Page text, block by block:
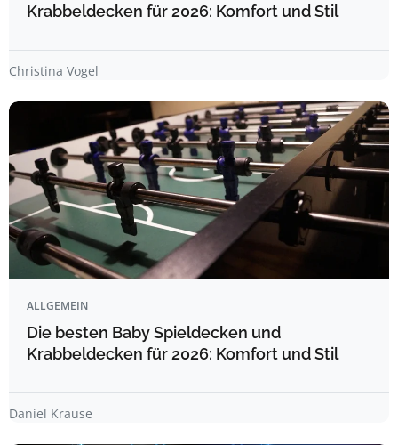
Krabbeldecken für 2026: Komfort und Stil
Christina Vogel
ALLGEMEIN
Die besten Baby Spieldecken und
Krabbeldecken für 2026: Komfort und Stil
Daniel Krause